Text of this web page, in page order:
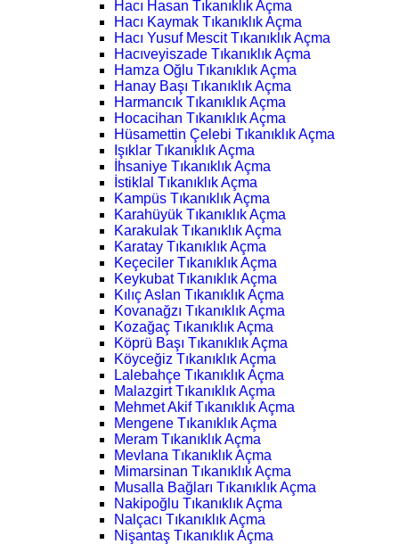
Hacı Hasan Tıkanıklık Açma
Hacı Kaymak Tıkanıklık Açma
Hacı Yusuf Mescit Tıkanıklık Açma
Hacıveyiszade Tıkanıklık Açma
Hamza Oğlu Tıkanıklık Açma
Hanay Başı Tıkanıklık Açma
Harmancık Tıkanıklık Açma
Hocacihan Tıkanıklık Açma
Hüsamettin Çelebi Tıkanıklık Açma
Işıklar Tıkanıklık Açma
İhsaniye Tıkanıklık Açma
İstiklal Tıkanıklık Açma
Kampüs Tıkanıklık Açma
Karahüyük Tıkanıklık Açma
Karakulak Tıkanıklık Açma
Karatay Tıkanıklık Açma
Keçeciler Tıkanıklık Açma
Keykubat Tıkanıklık Açma
Kılıç Aslan Tıkanıklık Açma
Kovanağzı Tıkanıklık Açma
Kozağaç Tıkanıklık Açma
Köprü Başı Tıkanıklık Açma
Köyceğiz Tıkanıklık Açma
Lalebahçe Tıkanıklık Açma
Malazgirt Tıkanıklık Açma
Mehmet Akif Tıkanıklık Açma
Mengene Tıkanıklık Açma
Meram Tıkanıklık Açma
Mevlana Tıkanıklık Açma
Mimarsinan Tıkanıklık Açma
Musalla Bağları Tıkanıklık Açma
Nakipoğlu Tıkanıklık Açma
Nalçacı Tıkanıklık Açma
Nişantaş Tıkanıklık Açma